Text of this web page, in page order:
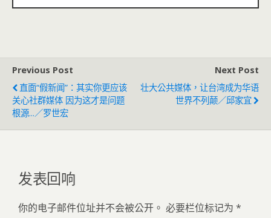
Previous Post
直面“假新闻”：其实你更应该
关心社群媒体 因为这才是问题
根源...／罗世宏
Next Post
壮大公共媒体，让台湾成为华语
世界不列颠／邱家宜
发表回响
你的电子邮件位址并不会被公开。 必要栏位标记为 *